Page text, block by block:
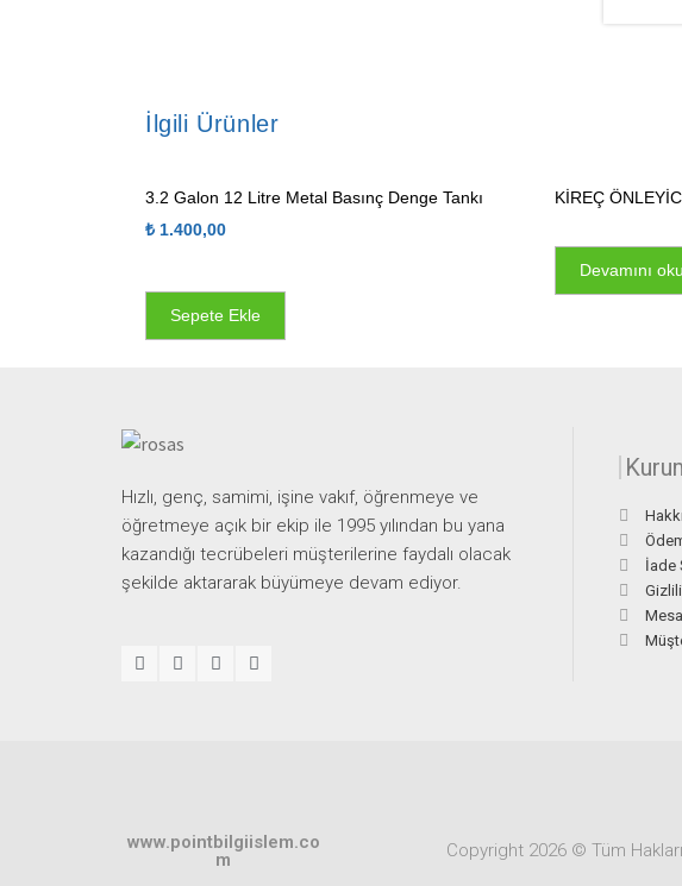
İlgili Ürünler
3.2 Galon 12 Litre Metal Basınç Denge Tankı
₺ 1.400,00
Sepete Ekle
KİREÇ
Devamını oku
Hızlı, genç, samimi, işine vakıf, öğrenmeye ve
öğretmeye açık bir ekip ile 1995 yılından bu yana
kazandığı tecrübeleri müşterilerine faydalı olacak
şekilde aktararak büyümeye devam ediyor.
İade
www.pointbilgiislem.co
m
Copyright 2026 © Tüm